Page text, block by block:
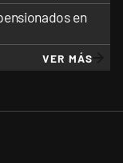
en
VER MÁS